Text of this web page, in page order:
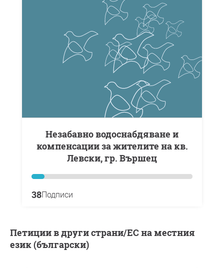
незабавно водоснабдяване и
компенсации за жителите на кв.
Левски, гр. Вършец
38Подписи
Петиции в други страни/ЕС на местния
език (български)